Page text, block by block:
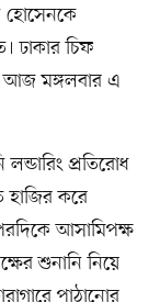
হোসেনকে
ঢাকার চিফ
আজ মঙ্গলবার এ
প্রতিরোধ
করে
আসামিপক্ষ
শুনানি নিয়ে
পাঠানোর